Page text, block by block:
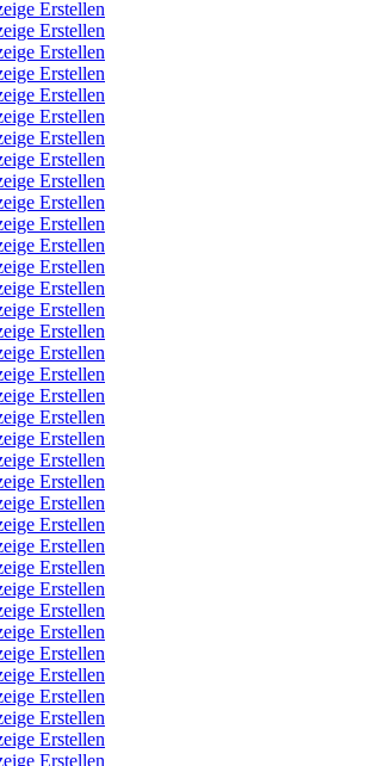
Erstellen
Erstellen
Erstellen
Erstellen
Erstellen
Erstellen
Erstellen
Erstellen
Erstellen
Erstellen
Erstellen
Erstellen
Erstellen
Erstellen
Erstellen
Erstellen
Erstellen
Erstellen
Erstellen
Erstellen
Erstellen
Erstellen
Erstellen
Erstellen
Erstellen
Erstellen
Erstellen
Erstellen
Erstellen
Erstellen
Erstellen
Erstellen
Erstellen
Erstellen
Erstellen
Erstellen